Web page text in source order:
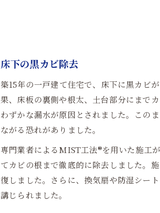
床下の黒カビ除去
築15年の一戸建て住宅で、床下に黒カビ
果、床板の裏側や根太、土台部分にまで
わずかな漏水が原因とされました。この
ながる恐れがありました。
専門業者によるMIST工法®を用いた施工
てカビの根まで徹底的に除去しました。
復しました。さらに、換気扇や防湿シー
講じられました。